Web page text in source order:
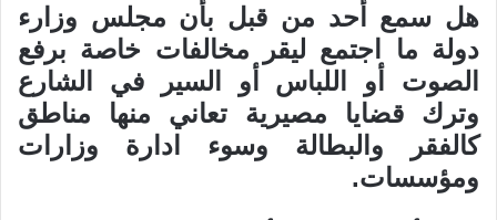
هل سمع أحد من قبل بأن مجلس وزارء
دولة ما اجتمع ليقر مخالفات خاصة برفع
الصوت أو اللباس أو السير في الشارع
وترك قضايا مصيرية تعاني منها مناطق
كالفقر والبطالة وسوء ادارة وزارات
ومؤسسات.